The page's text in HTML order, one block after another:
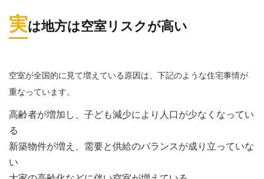
実は地方は空室リスクが高い
空室が全国的に見て増えている原因は、下記のような住宅事情が
重なっています。
高齢者が増加し、子ども減少により人口が少なくなってい
る
新築物件が増え、需要と供給のバランスが成り立っていな
い